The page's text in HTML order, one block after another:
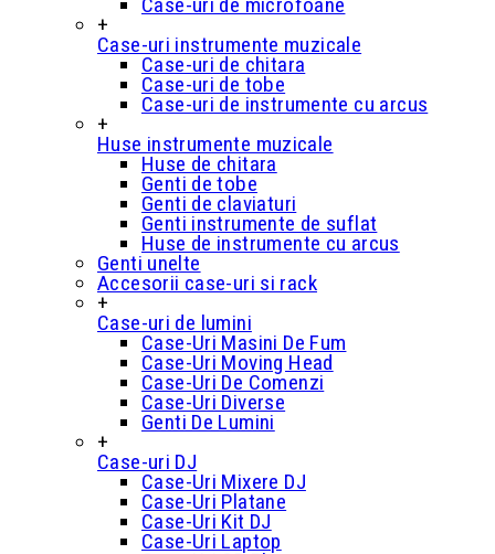
Case-uri de microfoane
+
Case-uri instrumente muzicale
Case-uri de chitara
Case-uri de tobe
Case-uri de instrumente cu arcus
+
Huse instrumente muzicale
Huse de chitara
Genti de tobe
Genti de claviaturi
Genti instrumente de suflat
Huse de instrumente cu arcus
Genti unelte
Accesorii case-uri si rack
+
Case-uri de lumini
Case-Uri Masini De Fum
Case-Uri Moving Head
Case-Uri De Comenzi
Case-Uri Diverse
Genti De Lumini
+
Case-uri DJ
Case-Uri Mixere DJ
Case-Uri Platane
Case-Uri Kit DJ
Case-Uri Laptop